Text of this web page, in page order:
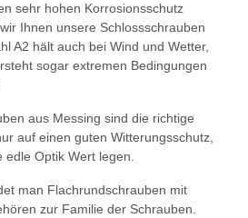
sehr hohen Korrosionsschutz
Ihnen unsere Schlossschrauben
A2 hält auch bei Wind und Wetter,
sogar extremen Bedingungen
aus Messing sind die richtige
auf einen guten Witterungsschutz,
Optik Wert legen.
man Flachrundschrauben mit
zur Familie der Schrauben.